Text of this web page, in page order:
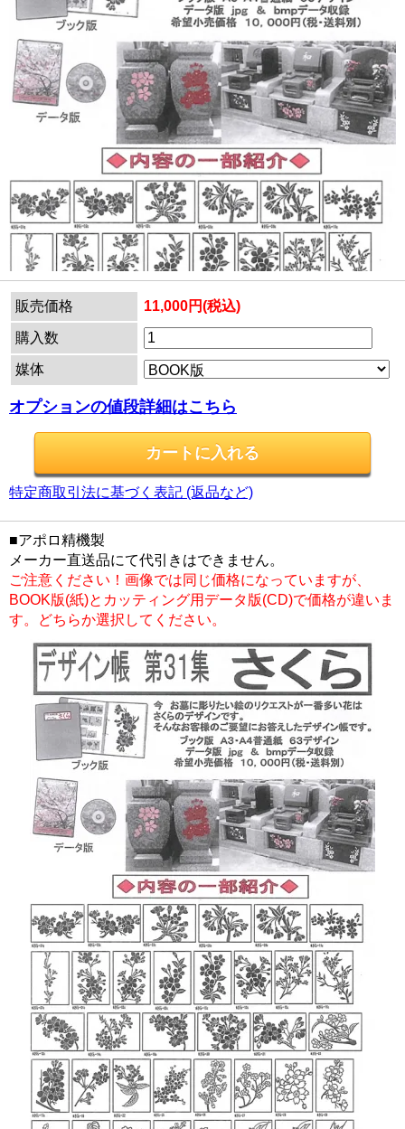
販売価格 11,000円(税込)
購入数
媒体
オプションの値段詳細はこちら
特定商取引法に基づく表記 (返品など)
■アポロ精機製
メーカー直送品にて代引きはできません。
ご注意ください！画像では同じ価格になっていますが、
BOOK版(紙)とカッティング用データ版(CD)で価格が違いま
す。どちらか選択してください。